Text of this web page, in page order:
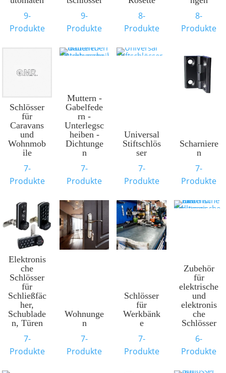
9-
Produkte
9-
Produkte
8-
Produkte
8-
Produkte
Schlösser
für
Caravans
und
Wohnmob
ile
7-
Produkte
Muttern -
Gabelfede
rn -
Unterlegsc
heiben -
Dichtunge
n
7-
Produkte
Universal
Stiftschlös
ser
7-
Produkte
Scharniere
n
7-
Produkte
Elektronis
che
Schlösser
für
Schließfäc
her,
Schublade
n, Türen
7-
Produkte
Wohnunge
n
7-
Produkte
Schlösser
für
Werkbänk
e
7-
Produkte
Zubehör
für
elektrische
und
elektronis
che
Schlösser
6-
Produkte